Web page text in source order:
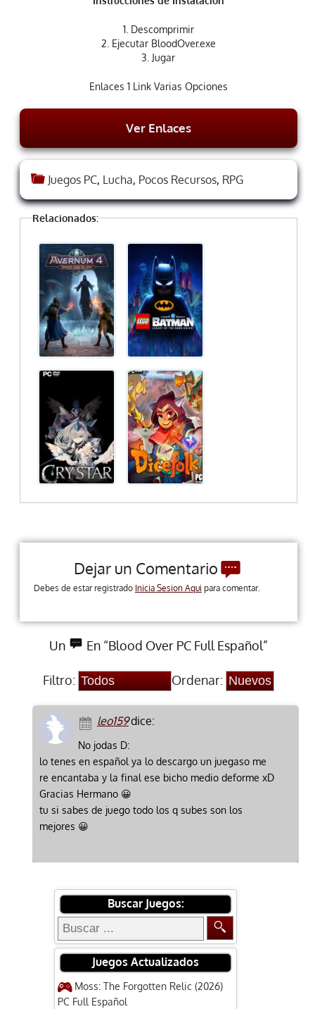
1. Descomprimir
2. Ejecutar BloodOver.exe
3. Jugar
Enlaces 1 Link Varias Opciones
Ver Enlaces
Juegos PC, Lucha, Pocos Recursos, RPG
Relacionados:
Dejar un Comentario
Debes de estar registrado Inicia Sesion Aqui para comentar.
Un En “Blood Over PC Full Español”
Filtro: Ordenar:
leo159dice:
No jodas D:
lo tenes en español ya lo descargo un juegaso me
re encantaba y la final ese bicho medio deforme xD
Gracias Hermano 😀
tu si sabes de juego todo los q subes son los
mejores 😀
Buscar Juegos:
Juegos Actualizados
Moss: The Forgotten Relic (2026)
PC Full Español